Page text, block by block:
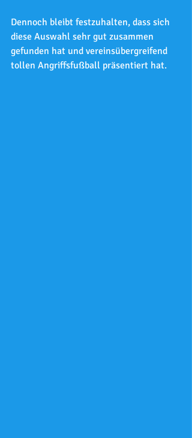
Dennoch bleibt festzuhalten, dass sich
diese Auswahl sehr gut zusammen
gefunden hat und vereinsübergreifend
tollen Angriffsfußball präsentiert hat.